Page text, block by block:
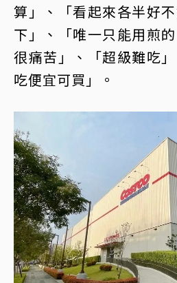
算」、「看起來各半好
下」、「唯一只能用煎
很痛苦」、「超級難吃
吃便宜可買」。